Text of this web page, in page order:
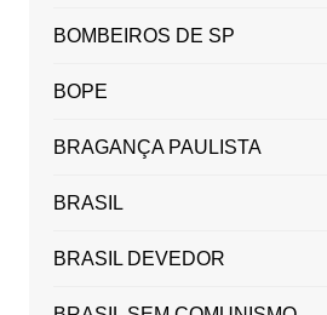
BOMBEIROS DE SP
BOPE
BRAGANÇA PAULISTA
BRASIL
BRASIL DEVEDOR